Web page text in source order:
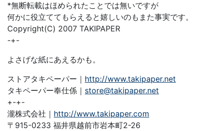
*無断転載はほめられたことでは無いですが
何かに役立ててもらえると嬉しいのもまた事実です。
Copyright(C) 2007 TAKIPAPER
-+-
よさげな紙にあえるかも。
ストアタキペーパー｜ http://www.takipaper.net
タキペーパー奉仕係｜ store@takipaper.net
+-+-
瀧株式会社｜ http://www.takipaper.com
〒915-0233 福井県越前市岩本町2-26